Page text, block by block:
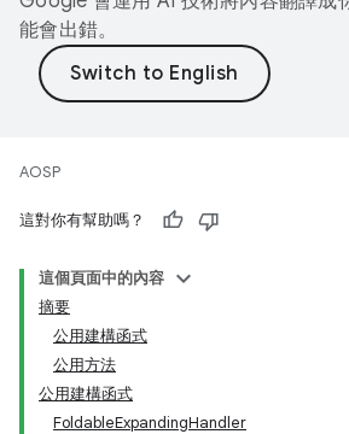
能會出錯。
AOSP
這對你有幫助嗎？
這個頁面中的內容
摘要
公用建構函式
公用方法
公用建構函式
FoldableExpandingHandler